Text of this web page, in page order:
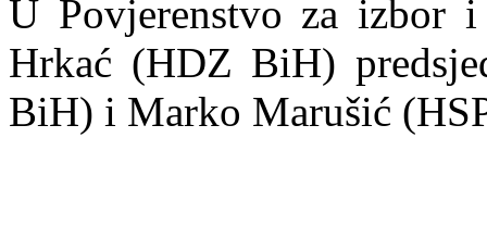
U Povjerenstvo za izbor
Hrkać (HDZ BiH)
BiH) i Marko Marušić